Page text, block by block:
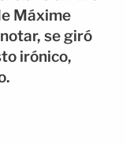
Máxime
se giró
irónico,